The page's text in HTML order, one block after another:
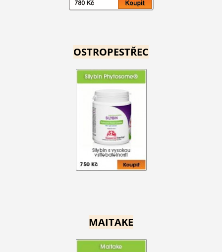
OSTROPESTŘEC
MAITAKE